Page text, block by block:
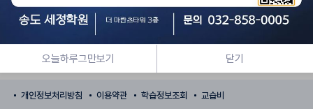
인천광역시 연수구 신송로 153
오늘하루그만보기 닫기
개인정보처리방침 이용약관 학습정보조회 교습비